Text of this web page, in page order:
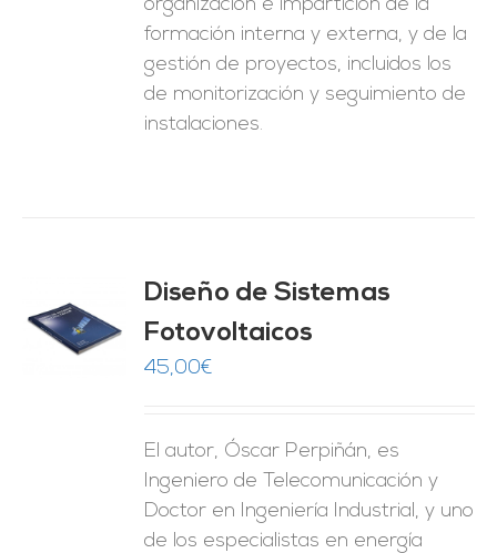
organización e impartición de la
formación interna y externa, y de la
gestión de proyectos, incluidos los
de monitorización y seguimiento de
instalaciones.
Diseño de Sistemas
Fotovoltaicos
45,00€
El autor, Óscar Perpiñán, es
Ingeniero de Telecomunicación y
Doctor en Ingeniería Industrial, y uno
de los especialistas en energía